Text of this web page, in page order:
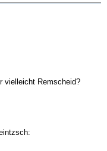
vielleicht Remscheid?